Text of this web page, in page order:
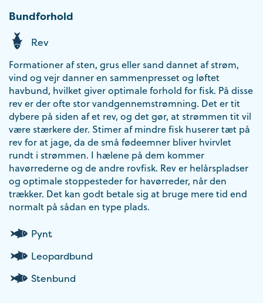
Bundforhold
Rev
Formationer af sten, grus eller sand dannet af strøm,
vind og vejr danner en sammenpresset og løftet
havbund, hvilket giver optimale forhold for fisk. På disse
rev er der ofte stor vandgennemstrømning. Det er tit
dybere på siden af et rev, og det gør, at strømmen tit vil
være stærkere der. Stimer af mindre fisk huserer tæt på
rev for at jage, da de små fødeemner bliver hvirvlet
rundt i strømmen. I hælene på dem kommer
havørrederne og de andre rovfisk. Rev er helårspladser
og optimale stoppesteder for havørreder, når den
trækker. Det kan godt betale sig at bruge mere tid end
normalt på sådan en type plads.
Pynt
Leopardbund
Stenbund